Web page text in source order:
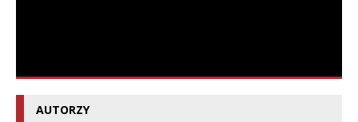
AUTORZY